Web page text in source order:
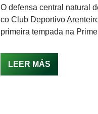
O defensa central natural
co Club Deportivo
primeira tempada na
LEER MÁS